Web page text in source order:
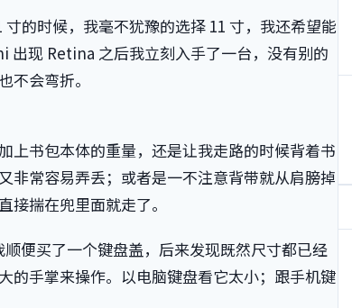
寸的时候，我毫不犹豫的选择 11 寸，我还希望能
出现 Retina 之后我立刻入手了一台，没有别的
会弯折。
上书包本体的重量，还是让我走路的时候背着书
非常容易弄丢；或者是一不注意背带就从肩膀掉
揣在兜里面就走了。
便买了一个键盘盖，后来发现既然尺寸都已经
的手掌来操作。以电脑键盘看它太小；跟手机键